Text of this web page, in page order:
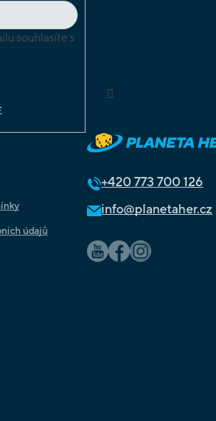
souhlasíte s
údajů
+420773 700 126
info@planetaher.cz